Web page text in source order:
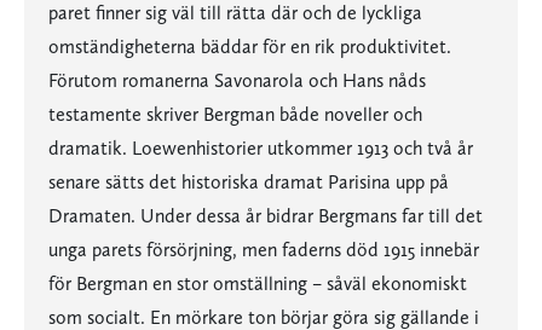
paret finner sig väl till rätta där och de lyckliga
omständigheterna bäddar för en rik produktivitet.
Förutom romanerna Savonarola och Hans nåds
testamente skriver Bergman både noveller och
dramatik. Loewenhistorier utkommer 1913 och två år
senare sätts det historiska dramat Parisina upp på
Dramaten. Under dessa år bidrar Bergmans far till det
unga parets försörjning, men faderns död 1915 innebär
för Bergman en stor omställning – såväl ekonomiskt
som socialt. En mörkare ton börjar göra sig gällande i